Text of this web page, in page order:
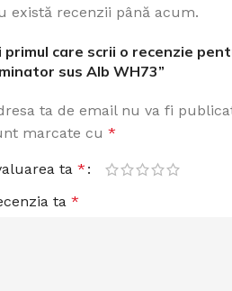
există recenzii până acum.
primul care scrii o recenzie
sus Alb WH73”
ta de email nu va fi
marcate cu *
ta *
ta *